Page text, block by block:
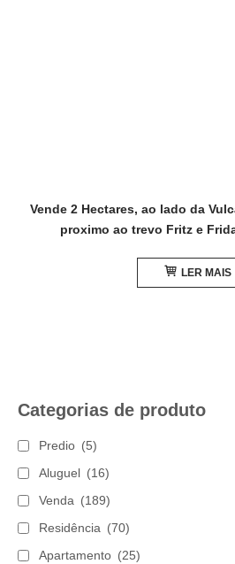
Vende 2 Hectares, ao lado da
proximo ao trevo Fritz e
LER MAIS
Categorias de produto
Predio (5)
Aluguel (16)
Venda (189)
Residência (70)
Apartamento (25)